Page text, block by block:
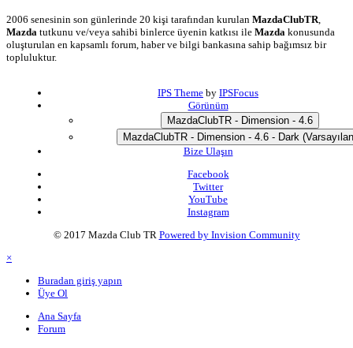
2006 senesinin son günlerinde 20 kişi tarafından kurulan MazdaClubTR,
Mazda tutkunu ve/veya sahibi binlerce üyenin katkısı ile Mazda konusunda
oluşturulan en kapsamlı forum, haber ve bilgi bankasına sahip bağımsız bir
topluluktur.
IPS Theme by IPSFocus
Görünüm
MazdaClubTR - Dimension - 4.6
MazdaClubTR - Dimension - 4.6 - Dark
Bize Ulaşın
Facebook
Twitter
YouTube
Instagram
© 2017 Mazda Club TR Powered by Invision Community
×
Buradan giriş yapın
Üye Ol
Ana Sayfa
Forum